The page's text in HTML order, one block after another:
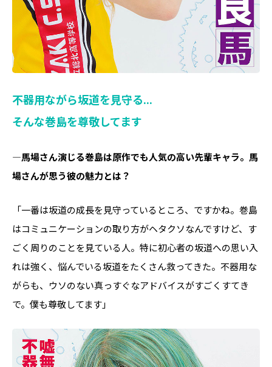
不器用ながら坂道を見守る...
そんな巻島を尊敬してます
―馬場さん演じる巻島は原作でも人気の高い先輩キャラ。馬
場さんが思う彼の魅力とは？
「一番は坂道の成長を見守っているところ、ですかね。巻島
はコミュニケーションの取り方がヘタクソなんですけど、す
ごく周りのことを見ている人。特に初心者の坂道への思い入
れは強く、悩んでいる坂道をたくさん救ってきた。不器用な
がらも、ウソのない真っすぐなアドバイスがすごくすてき
で。僕も尊敬してます」